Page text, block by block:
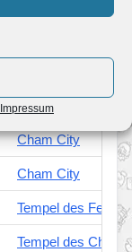
Impressum
Cham City
Cham City
Cham City
Tempel des Feuer-
Tempel des